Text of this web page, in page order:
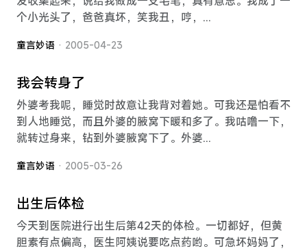
个小光头了，爸爸真坏，笑我丑，哼，...
童言妙语 · 2005-04-23
我会转身了
外婆考我呢，睡觉时故意让我背对着她。可我还是怕看不
到人地睡觉，而且外婆的腋窝下暖和多了。我咕噜一下，
就转过身来，钻到外婆腋窝下了。外婆...
童言妙语 · 2005-03-26
出生后体检
今天到医院进行出生后第42天的体检。一切都好，但黄
胆素有点偏高，医生阿姨说要吃点药哟。可急坏妈妈了，